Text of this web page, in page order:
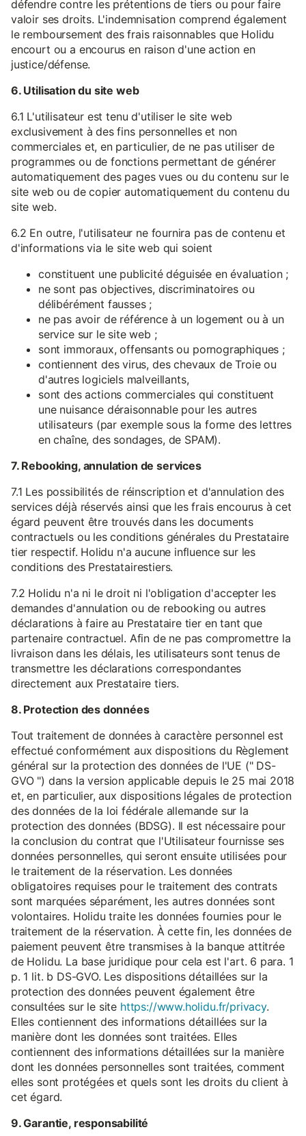
défendre contre les prétentions de tiers ou pour faire
valoir ses droits. L'indemnisation comprend également
le remboursement des frais raisonnables que Holidu
encourt ou a encourus en raison d'une action en
justice/défense.
6. Utilisation du site web
6.1 L'utilisateur est tenu d'utiliser le site web
exclusivement à des fins personnelles et non
commerciales et, en particulier, de ne pas utiliser de
programmes ou de fonctions permettant de générer
automatiquement des pages vues ou du contenu sur le
site web ou de copier automatiquement du contenu du
site web.
6.2 En outre, l'utilisateur ne fournira pas de contenu et
d'informations via le site web qui soient
constituent une publicité déguisée en évaluation ;
ne sont pas objectives, discriminatoires ou
délibérément fausses ;
ne pas avoir de référence à un logement ou à un
service sur le site web ;
sont immoraux, offensants ou pornographiques ;
contiennent des virus, des chevaux de Troie ou
d'autres logiciels malveillants,
sont des actions commerciales qui constituent
une nuisance déraisonnable pour les autres
utilisateurs (par exemple sous la forme des lettres
en chaîne, des sondages, de SPAM).
7. Rebooking, annulation de services
7.1 Les possibilités de réinscription et d'annulation des
services déjà réservés ainsi que les frais encourus à cet
égard peuvent être trouvés dans les documents
contractuels ou les conditions générales du Prestataire
tier respectif. Holidu n'a aucune influence sur les
conditions des Prestatairestiers.
7.2 Holidu n'a ni le droit ni l'obligation d'accepter les
demandes d'annulation ou de rebooking ou autres
déclarations à faire au Prestataire tier en tant que
partenaire contractuel. Afin de ne pas compromettre la
livraison dans les délais, les utilisateurs sont tenus de
transmettre les déclarations correspondantes
directement aux Prestataire tiers.
8. Protection des données
Tout traitement de données à caractère personnel est
effectué conformément aux dispositions du Règlement
général sur la protection des données de l'UE (" DS-
GVO ") dans la version applicable depuis le 25 mai 2018
et, en particulier, aux dispositions légales de protection
des données de la loi fédérale allemande sur la
protection des données (BDSG). Il est nécessaire pour
la conclusion du contrat que l'Utilisateur fournisse ses
données personnelles, qui seront ensuite utilisées pour
le traitement de la réservation. Les données
obligatoires requises pour le traitement des contrats
sont marquées séparément, les autres données sont
volontaires. Holidu traite les données fournies pour le
traitement de la réservation. À cette fin, les données de
paiement peuvent être transmises à la banque attitrée
de Holidu. La base juridique pour cela est l'art. 6 para. 1
p. 1 lit. b DS-GVO. Les dispositions détaillées sur la
protection des données peuvent également être
consultées sur le site https://www.holidu.fr/privacy.
Elles contiennent des informations détaillées sur la
manière dont les données sont traitées. Elles
contiennent des informations détaillées sur la manière
dont les données personnelles sont traitées, comment
elles sont protégées et quels sont les droits du client à
cet égard.
9. Garantie, responsabilité